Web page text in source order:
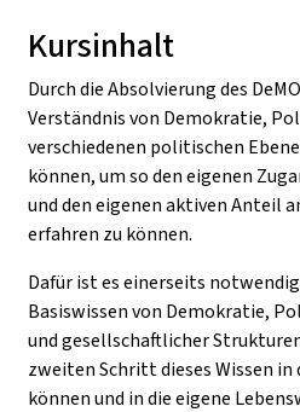
Kursinhalt
Durch die Absolvierung des
Verständnis von Demokratie,
verschiedenen politischen
können, um so den eigenen
und den eigenen aktiven Anteil
erfahren zu können.
Dafür ist es einerseits
Basiswissen von Demokratie,
und gesellschaftlicher
zweiten Schritt dieses Wissen in
können und in die eigene